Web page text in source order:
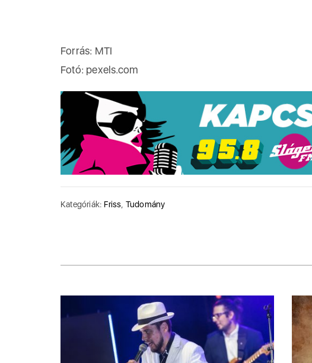
Forrás: MTI
Fotó: pexels.com
Kategóriák: Friss, Tudomány